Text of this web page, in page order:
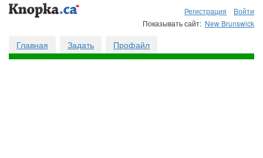
Регистрация
Войти
Показывать сайт: New Brunswick
Главная Задать Профайл